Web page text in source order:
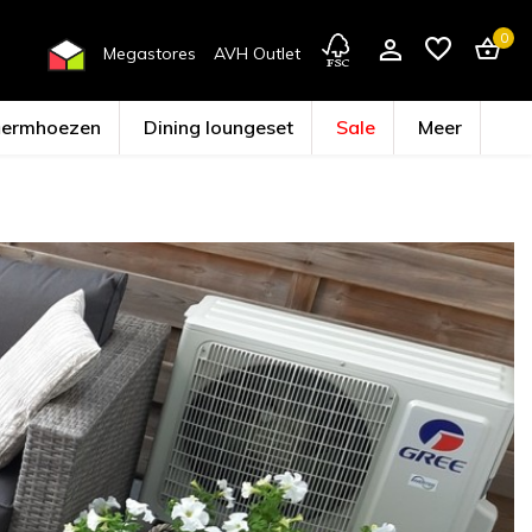
Megastores
AVH Outlet
Account aanmaken
0
Dining loungeset Sale Meer